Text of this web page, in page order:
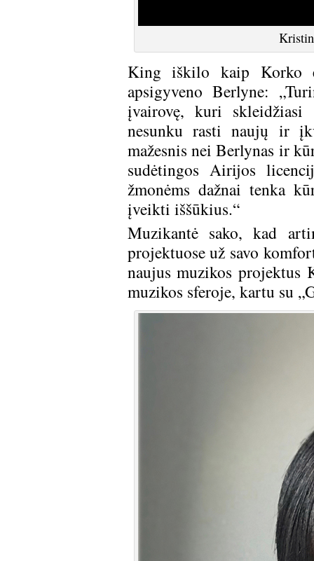
King iškilo kaip Korko
apsigyveno Berlyne:
įvairovę, kuri skleidžiasi
nesunku rasti naujų ir
mažesnis nei Berlynas ir
sudėtingos Airijos
žmonėms dažnai tenka
įveikti iššūkius.“
Muzikantė sako, kad
projektuose už savo
naujus muzikos projektus
muzikos sferoje, kartu su